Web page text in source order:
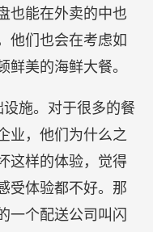
也能在外卖的中也
他们也会在考虑如
鲜美的海鲜大餐。
施。对于很多的餐
业，他们为什么之
这样的体验，觉得
受体验都不好。那
一个配送公司叫闪